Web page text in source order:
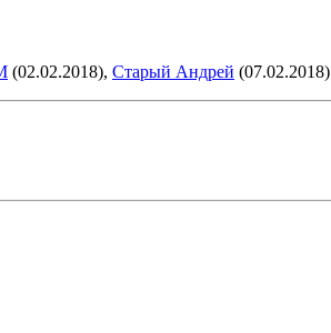
(02.02.2018), Старый Андрей (07.02.2018)